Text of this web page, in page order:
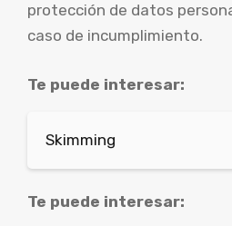
protección de datos
caso de incumplimiento.
Te puede interesar:
Skimming
Te puede interesar: